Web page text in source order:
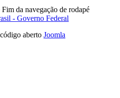
Fim da navegação de rodapé
aberto Joomla